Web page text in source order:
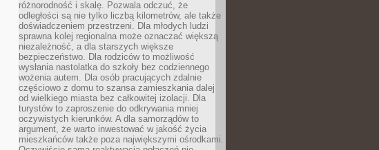
różnorodność i skalę. Pozwala odczuć, że
odległości są nie tylko liczbą kilometrów, ale także
doświadczeniem przestrzeni. Dla młodych ludzi
sprawna kolej regionalna może oznaczać większą
niezależność, a dla starszych większe
bezpieczeństwo. Dla rodziców to możliwość
wysłania nastolatka do szkoły bez codziennego
wożenia autem. Dla osób pracujących zdalnie
częściowo z domu to szansa zamieszkania dalej
od wielkiego miasta bez całkowitej izolacji. Dla
turystów to zaproszenie do odkrywania mniej
oczywistych kierunków. A dla samorządów to
argument, że warto inwestować w jakość życia
mieszkańców także poza największymi ośrodkami.